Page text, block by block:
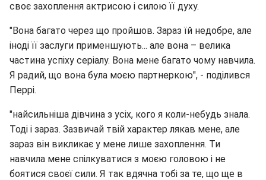
своє захоплення актрисою і силою її духу.
"Вона багато через що пройшов. Зараз їй недобре, але
іноді її заслуги применшують... але вона – велика
частина успіху серіалу. Вона мене багато чому навчила.
Я радий, що вона була моєю партнеркою", - поділився
Перрі.
"найсильніша дівчина з усіх, кого я коли-небудь знала.
Тоді і зараз. Зазвичай твій характер лякав мене, але
зараз він викликає у мене лише захоплення. Ти
навчила мене спілкуватися з моєю головою і не
боятися своєї сили. Я так вдячна тобі за те, що ще в